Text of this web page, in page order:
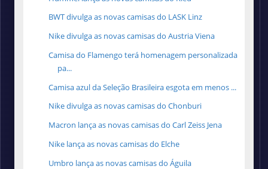
BWT divulga as novas camisas do LASK Linz
Nike divulga as novas camisas do Austria Viena
Camisa do Flamengo terá homenagem personalizada
pa...
Camisa azul da Seleção Brasileira esgota em menos ...
Nike divulga as novas camisas do Chonburi
Macron lança as novas camisas do Carl Zeiss Jena
Nike lança as novas camisas do Elche
Umbro lança as novas camisas do Águila